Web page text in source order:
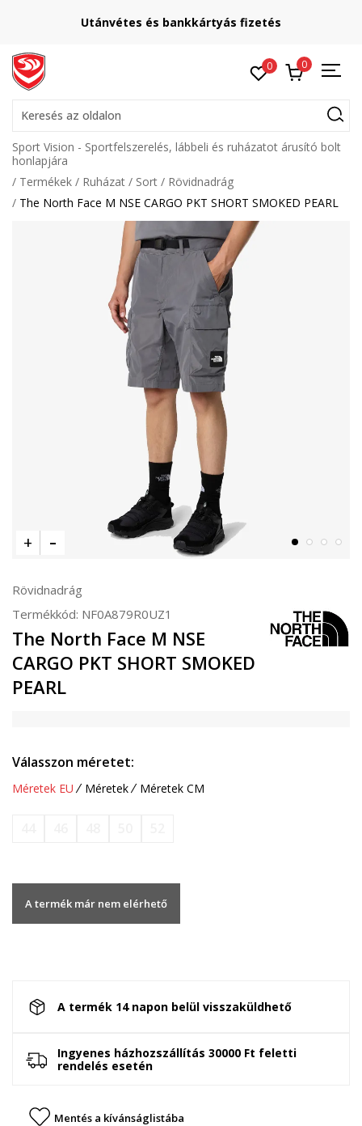
Utánvétes és bankkártyás fizetés
0 0
Keresés az oldalon
Sport Vision - Sportfelszerelés, lábbeli és ruházatot árusító bolt
honlapjára
Termékek
Ruházat Sort
Rövidnadrág
The North Face M NSE CARGO PKT SHORT SMOKED PEARL
Rövidnadrág
Termékkód: NF0A879R0UZ1
The North Face M NSE
CARGO PKT SHORT SMOKED
PEARL
Válasszon méretet:
Méretek EU Méretek Méretek CM
A termék már nem elérhető
A termék 14 napon belül visszaküldhető
Ingyenes házhozszállítás 30000 Ft feletti
rendelés esetén
Mentés a kívánságlistába